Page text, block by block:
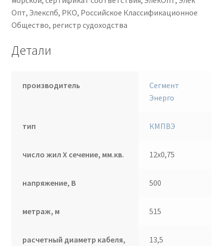
Опт, Элекспб, РКО, Российское Классификационное
Общество, регистр судоходства
Детали
производитель
Сегмент
Энерго
тип КМПВЭ
число жил Х сечение, мм.кв. 12х0,75
напряжение, В 500
метраж, м 515
расчетный диаметр кабеля,
13,5